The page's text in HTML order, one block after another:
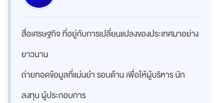
สื่อเศรษฐกิจ ที่อยู่กับการเปลี่ยนแปลงของประเทศมาอย่าง
ยาวนาน
ถ่ายทอดข้อมูลที่แม่นยำ รอบด้าน เพื่อให้ผู้บริหาร นัก
ลงทุน ผู้ประกอบการ